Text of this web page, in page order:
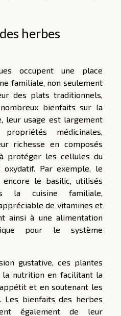
herbes
occupent une place
familiale, non seulement
des plats traditionnels,
bienfaits sur la
leur usage est largement
médicinales,
richesse en composés
protéger les cellules du
Par exemple, le
le basilic, utilisés
la cuisine familiale,
de vitamines et
ainsi à une alimentation
pour le système
gustative, ces plantes
la nutrition en facilitant la
et en soutenant les
Les bienfaits des herbes
également de leur